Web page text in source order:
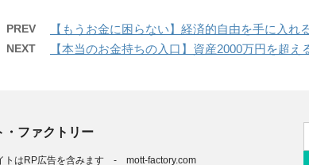
PREV 【もうお金に困らない】経済的自由を手に入れ
NEXT 【本当のお金持ちの入口】資産2000万円を超
・ファクトリー
トはRP広告を含みます - mott-factory.com